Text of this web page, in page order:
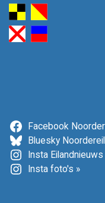
Facebook
Bluesky
Insta Eilandnieuws
Insta foto's »